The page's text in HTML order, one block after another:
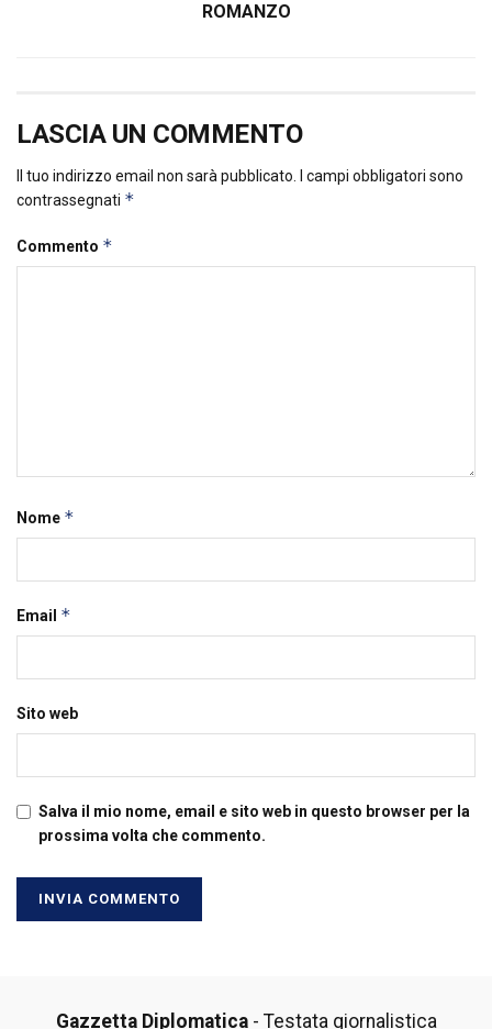
ROMANZO
LASCIA UN COMMENTO
Il tuo indirizzo email non sarà pubblicato.
I campi obbligatori sono
contrassegnati *
Commento *
Nome *
Email *
Sito web
Salva il mio nome, email e sito web in questo browser per la
prossima volta che commento.
Gazzetta Diplomatica- Testata giornalistica